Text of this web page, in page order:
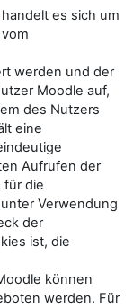
es sich um
werden und der
Moodle auf,
des Nutzers
eine
Aufrufen der
für die
Verwendung
der
ist, die
können
werden. Für